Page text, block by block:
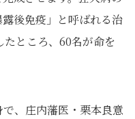
後免疫」と呼ばれる治
ところ、60名が命を
、庄内藩医・ 栗本良意